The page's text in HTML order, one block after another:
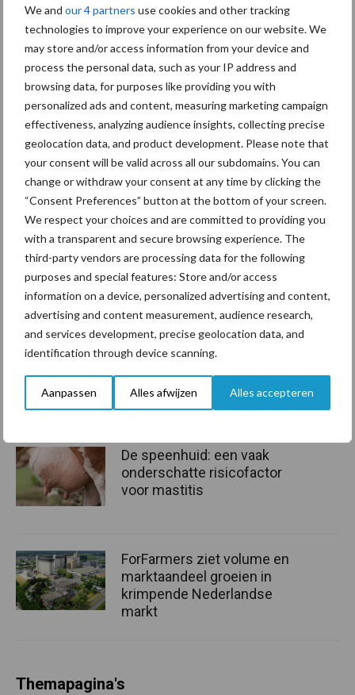
We and our 4 partners use cookies and other tracking
technologies to improve your experience on our website. We
may store and/or access information from your device and
process the personal data, such as your IP address and
browsing data, for purposes like providing you with
personalized ads and content, measuring marketing campaign
effectiveness, analyzing audience insights, collecting precise
geolocation data, and product development. Please note that
your consent will be valid across all our subdomains. You can
change or withdraw your consent at any time by clicking the
“Consent Preferences” button at the bottom of your screen.
We respect your choices and are committed to providing you
with a transparent and secure browsing experience. The
third-party vendors are processing data for the following
purposes and special features: Store and/or access
information on a device, personalized advertising and content,
advertising and content measurement, audience research,
and services development, precise geolocation data, and
identification through device scanning.
Aanpassen Alles afwijzen Alles accepteren
Agroscoop is een digitaal monitoringsprogramma van ForFarmers
en Reudink waarmee veehouders op ieder moment hun
technische en financiële cijfers kunnen beoordelen. Daarnaast is
vergelijking van de eigen technische resultaten met die van
collega-veehouders mogelijk. De specialisten van ForFarmers en
Reudink hebben toegang tot deze cijfers, zodat zij klanten
effectief kunnen begeleiden. Jaarlijks reikt ForFarmers in de
legpluimvee, vleespluimvee en biologisch (Reudink) de
Agroscoopbokaal uit aan een ondernemer die uitzonderlijk én
duurzaam heeft gepresteerd.
Bron: ForFarmers
Aanbevolen voor jou!
Grondstoffenmarkt blijft
in de greep
De speenhuid: een vaak
onderschatte risicofactor
voor mastitis
ForFarmers ziet volume en
marktaandeel groeien in
krimpende Nederlandse
markt
Themapagina's